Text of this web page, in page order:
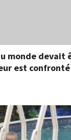
monde devait
est confronté